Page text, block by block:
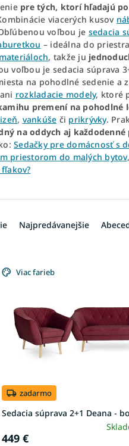
pre tých, ktorí hľadajú
viacerých kusov
voľbou je sedacia
– ideálna do
materiáloch, takže ju
voľbou je sedacia súprava
na pohodlné sedenie a
rozkladacie modely, ktoré
premení na pohodlné
, vankúše či prikrývky.
na oddych aj každodenné
Sedačky pre domácnosť s
priestorom do malých bytov,
Najpredávanejšie
Viac farieb
zadarmo
Sedacia súprava 2+1 Deana -
449 €